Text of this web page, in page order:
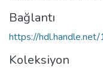
Bağlantı
https://
Koleksiyon